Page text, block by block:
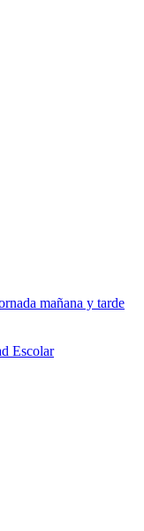
mañana y tarde
Escolar